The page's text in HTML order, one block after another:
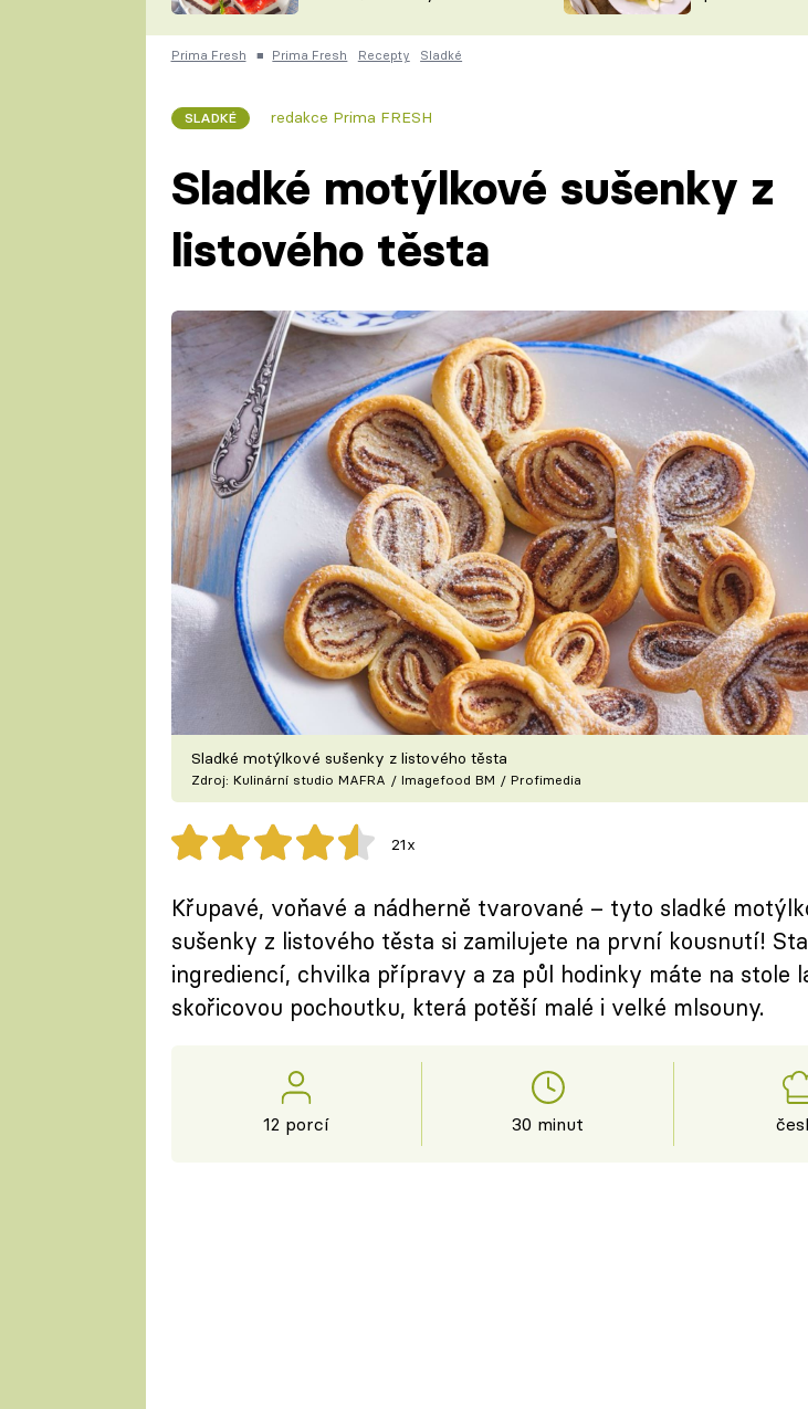
ČESKO NA TALÍŘI
KUCHAŘKA
VYCHYTÁVKY
Prima Fresh ■ Prima Fresh Recepty Sladké
SLADKÉ redakce Prima FRESH
Sladké motýlkové sušenky z
listového těsta
Sladké motýlkové sušenky z listového těsta
Zdroj: Kulinární studio MAFRA / Imagefood BM / Profimedia
21x
Křupavé, voňavé a nádherně tvarované – tyto sladké
sušenky z listového těsta si zamilujete na první kousnutí!
ingrediencí, chvilka přípravy a za půl hodinky máte na stole
skořicovou pochoutku, která potěší malé i velké mlsouny.
12 porcí 30 minut